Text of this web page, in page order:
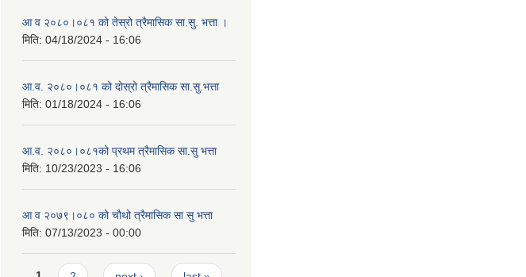
आ व २०८०।०८१ को तेस्रो त्रैमासिक सा.सु. भत्ता ।
मिति: 04/18/2024 - 16:06
आ.व. २०८०।०८१ को दोस्रो त्रैमासिक सा.सु.भत्ता
मिति: 01/18/2024 - 16:06
आ.व. २०८०।०८१को प्रथम त्रैमासिक सा.सु भत्ता
मिति: 10/23/2023 - 16:06
आ व २०७९।०८० को चौथो त्रैमासिक सा सु भत्ता
मिति: 07/13/2023 - 00:00